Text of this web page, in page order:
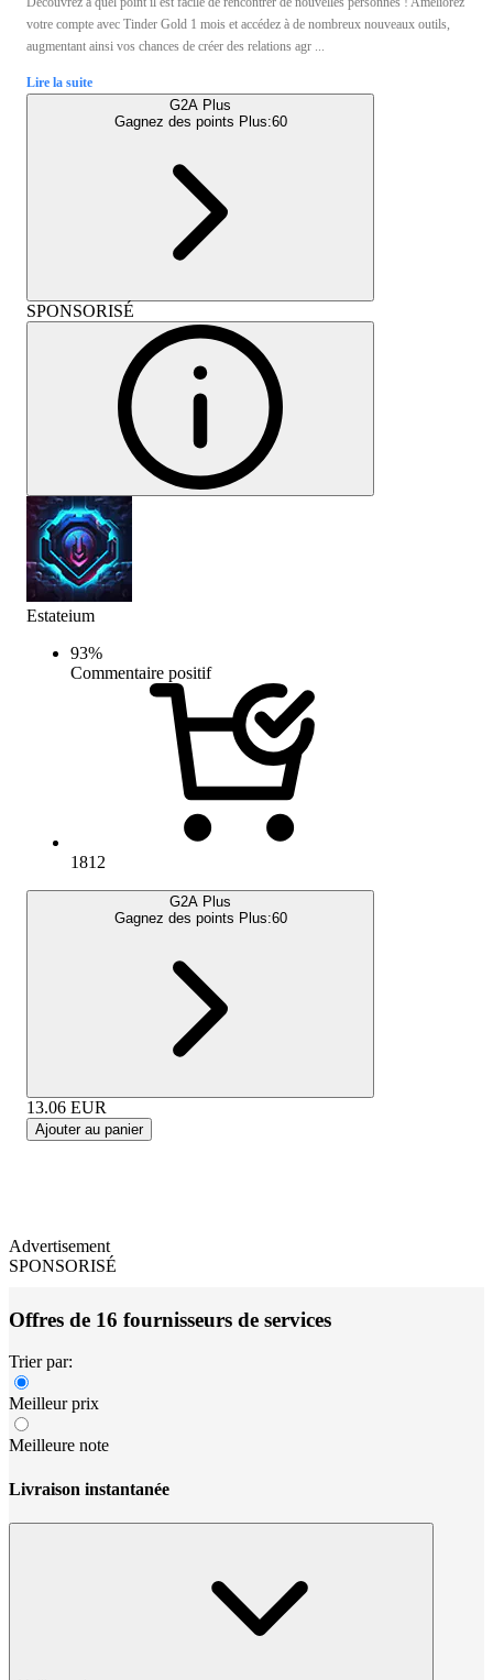
votre compte avec Tinder Gold 1 mois et accédez à de nombreux nouveaux outils,
augmentant ainsi vos chances de créer des relations agr ...
Lire la suite
G2A Plus
Gagnez des points Plus:60
SPONSORISÉ
Estateium
93%
Commentaire positif
1812
G2A Plus
Gagnez des points Plus:60
13.06 EUR
Ajouter au panier
Advertisement
SPONSORISÉ
Offres de 16 fournisseurs de services
Trier par:
Meilleur prix
Meilleure note
Livraison instantanée